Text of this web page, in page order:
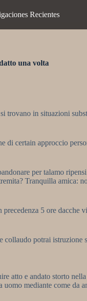
Recientes
una volta
trovano in situazioni
di certain approccio
per talamo
Tranquilla amica:
5 ore dacche
potrai
atto e andato storto
mediante come da